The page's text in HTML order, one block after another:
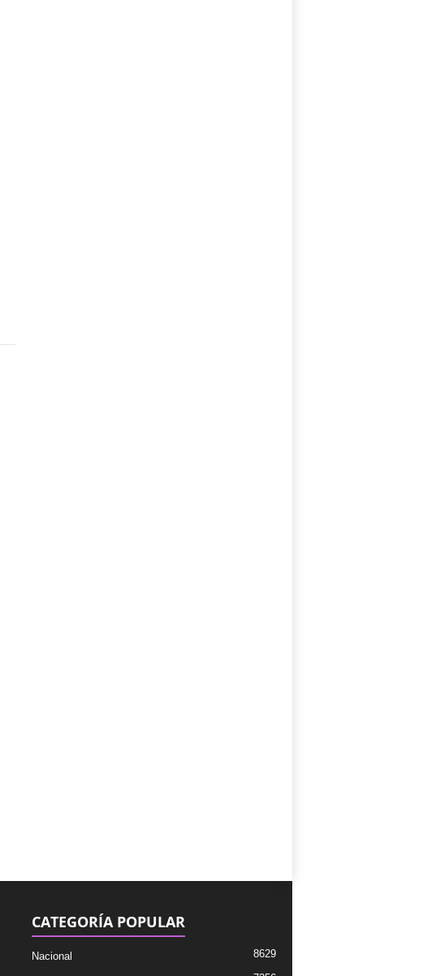
CATEGORÍA POPULAR
Nacional 8629